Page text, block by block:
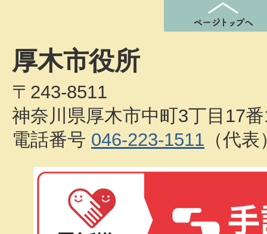
厚木市役所
〒243-8511
神奈川県厚木市中町3丁目17
電話番号 046-223-1511 （代表